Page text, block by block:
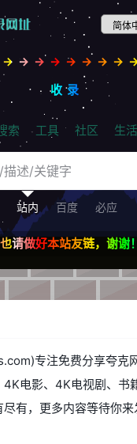
收录
索 工具 社区 生活
站内 百度 必应
请做好本站友链，谢谢！
专注免费分享夸克
4K电影、4K电视剧、书
有，更多内容等待你